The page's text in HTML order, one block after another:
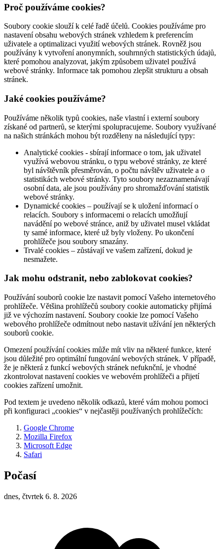
Proč používáme cookies?
Soubory cookie slouží k celé řadě účelů. Cookies používáme pro
nastavení obsahu webových stránek vzhledem k preferencím
uživatele a optimalizaci využití webových stránek. Rovněž jsou
používány k vytvoření anonymních, souhrnných statistických údajů,
které pomohou analyzovat, jakým způsobem uživatel používá
webové stránky. Informace tak pomohou zlepšit strukturu a obsah
stránek.
Jaké cookies používáme?
Používáme několik typů cookies, naše vlastní i externí soubory
získané od partnerů, se kterými spolupracujeme. Soubory využívané
na našich stránkách mohou být rozděleny na následující typy:
Analytické cookies - sbírají informace o tom, jak uživatel
využívá webovou stránku, o typu webové stránky, ze které
byl návštěvník přesměrován, o počtu návštěv uživatele a o
statistikách webové stránky. Tyto soubory nezaznamenávají
osobní data, ale jsou používány pro shromažďování statistik
webové stránky.
Dynamické cookies – používají se k uložení informací o
relacích. Soubory s informacemi o relacích umožňují
navádění po webové stránce, aniž by uživatel musel vkládat
ty samé informace, které už byly vloženy. Po ukončení
prohlížeče jsou soubory smazány.
Trvalé cookies – zůstávají ve vašem zařízení, dokud je
nesmažete.
Jak mohu odstranit, nebo zablokovat cookies?
Používání souborů cookie lze nastavit pomocí Vašeho internetového
prohlížeče. Většina prohlížečů soubory cookie automaticky přijímá
již ve výchozím nastavení. Soubory cookie lze pomocí Vašeho
webového prohlížeče odmítnout nebo nastavit užívání jen některých
souborů cookie.
Omezení používání cookies může mít vliv na některé funkce, které
jsou důležité pro optimální fungování webových stránek. V případě,
že je některá z funkcí webových stránek nefuknční, je vhodné
zkontrolovat nastavení cookies ve webovém prohlížeči a přijetí
cookies zařízení umožnit.
Pod textem je uvedeno několik odkazů, které vám mohou pomoci
při konfiguraci „cookies“ v nejčastěji používaných prohlížečích:
Google Chrome
Mozilla Firefox
Microsoft Edge
Safari
Počasí
dnes, čtvrtek 6. 8. 2026